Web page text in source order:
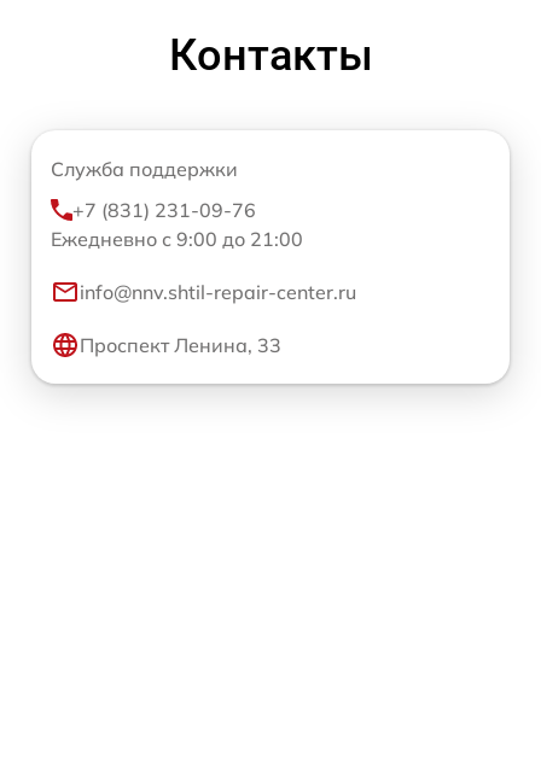
Контакты
Служба поддержки
+7 (831) 231-09-76
Ежедневно с 9:00 до 21:00
info@nnv.shtil-repair-center.ru
Проспект Ленина, 33